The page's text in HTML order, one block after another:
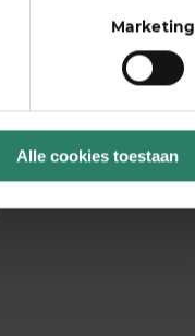
Marketing
Alle cookies toestaan